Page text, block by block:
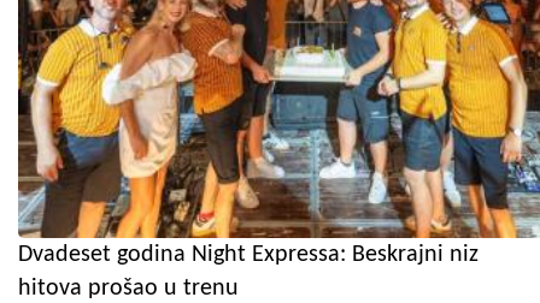
Dvadeset godina Night Expressa: Beskrajni niz
hitova prošao u trenu